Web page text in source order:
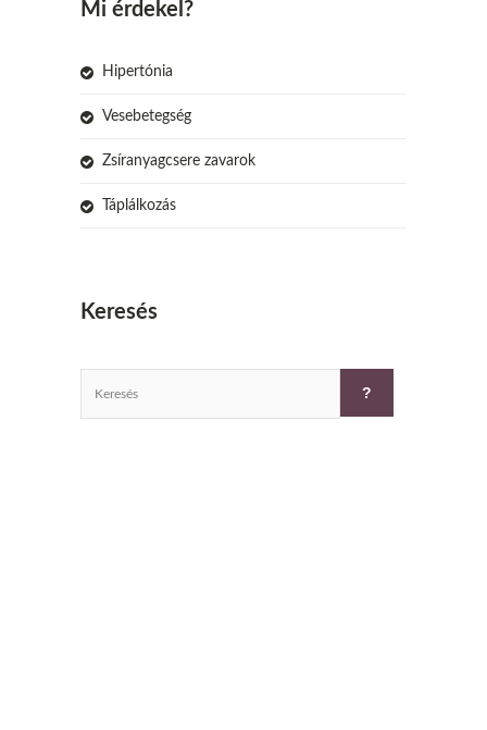
Mi érdekel?
Hipertónia
Vesebetegség
Zsíranyagcsere zavarok
Táplálkozás
Keresés